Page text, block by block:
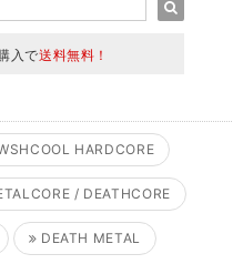
入で送料無料！
HARDCORE
/ DEATHCORE
DEATH METAL